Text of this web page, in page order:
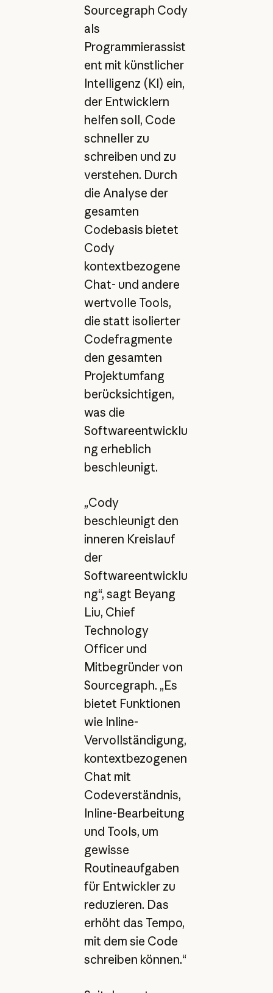
Sourcegraph Cody
als
Programmierassist
ent mit künstlicher
Intelligenz (KI) ein,
der Entwicklern
helfen soll, Code
schneller zu
schreiben und zu
verstehen. Durch
die Analyse der
gesamten
Codebasis bietet
Cody
kontextbezogene
Chat- und andere
wertvolle Tools,
die statt isolierter
Codefragmente
den gesamten
Projektumfang
berücksichtigen,
was die
Softwareentwicklu
ng erheblich
beschleunigt.
„Cody
beschleunigt den
inneren Kreislauf
der
Softwareentwicklu
ng“, sagt Beyang
Liu, Chief
Technology
Officer und
Mitbegründer von
Sourcegraph. „Es
bietet Funktionen
wie Inline-
Vervollständigung,
kontextbezogenen
Chat mit
Codeverständnis,
Inline-Bearbeitung
und Tools, um
gewisse
Routineaufgaben
für Entwickler zu
reduzieren. Das
erhöht das Tempo,
mit dem sie Code
schreiben können.“